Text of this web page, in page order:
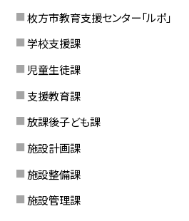
枚方市教育支援センター「ルポ」
学校支援課
児童生徒課
支援教育課
放課後子ども課
施設計画課
施設整備課
施設管理課